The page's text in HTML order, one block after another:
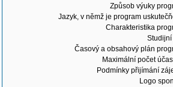
Způsob výuky
Jazyk, v němž je program
Charakteristika
Časový a obsahový plán
Maximální počet
Podmínky přijímání
Logo